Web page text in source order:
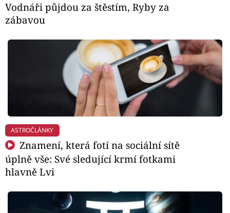
Vodnáři půjdou za štěstím, Ryby za
zábavou
ASTROČLÁNKY
Znamení, která fotí na sociální sítě
úplně vše: Své sledující krmí fotkami
hlavně Lvi